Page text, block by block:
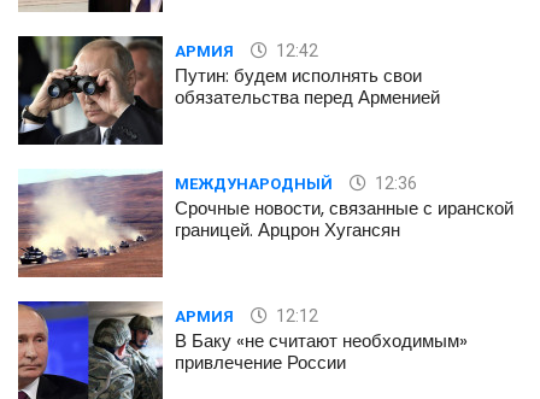
АРМИЯ 12:42
Путин: будем исполнять свои
обязательства перед Арменией
МЕЖДУНАРОДНЫЙ 12:36
Срочные новости, связанные с иранской
границей. Арцрон Хугансян
АРМИЯ 12:12
В Баку «не считают необходимым»
привлечение России